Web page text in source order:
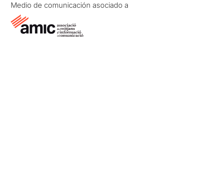
Medio de comunicación asociado a